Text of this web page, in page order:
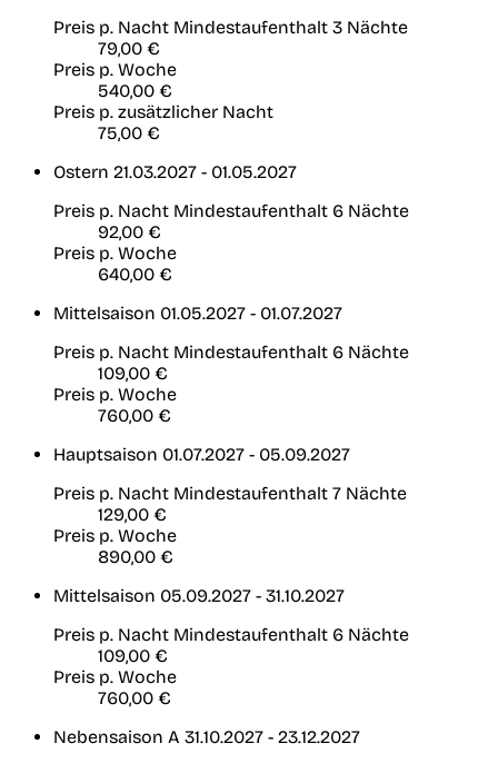
Preis p. Nacht Mindestaufenthalt 3 Nächte
79,00 €
Preis p. Woche
540,00 €
Preis p. zusätzlicher Nacht
75,00 €
Ostern 21.03.2027 - 01.05.2027
Preis p. Nacht Mindestaufenthalt 6 Nächte
92,00 €
Preis p. Woche
640,00 €
Mittelsaison 01.05.2027 - 01.07.2027
Preis p. Nacht Mindestaufenthalt 6 Nächte
109,00 €
Preis p. Woche
760,00 €
Hauptsaison 01.07.2027 - 05.09.2027
Preis p. Nacht Mindestaufenthalt 7 Nächte
129,00 €
Preis p. Woche
890,00 €
Mittelsaison 05.09.2027 - 31.10.2027
Preis p. Nacht Mindestaufenthalt 6 Nächte
109,00 €
Preis p. Woche
760,00 €
Nebensaison A 31.10.2027 - 23.12.2027